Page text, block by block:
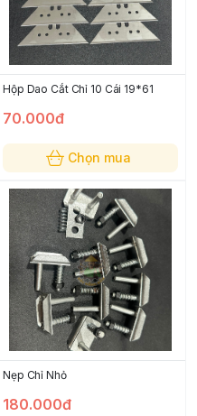
Hộp Dao Cắt Chỉ 10 Cái 19*61
70.000đ
Chọn mua
Nẹp Chỉ Nhỏ
180.000đ